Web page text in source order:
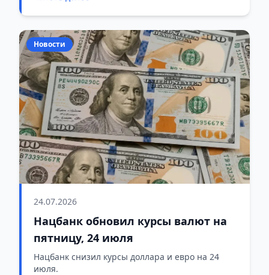
Новости
24.07.2026
Нацбанк обновил курсы валют на
пятницу, 24 июля
Нацбанк снизил курсы доллара и евро на 24
июля.